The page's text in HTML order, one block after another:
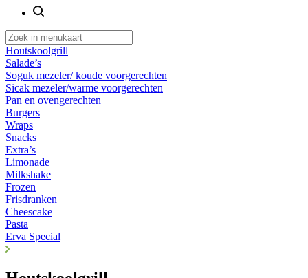
Houtskoolgrill
Salade’s
Soguk mezeler/ koude voorgerechten
Sicak mezeler/warme voorgerechten
Pan en ovengerechten
Burgers
Wraps
Snacks
Extra’s
Limonade
Milkshake
Frozen
Frisdranken
Cheescake
Pasta
Erva Special